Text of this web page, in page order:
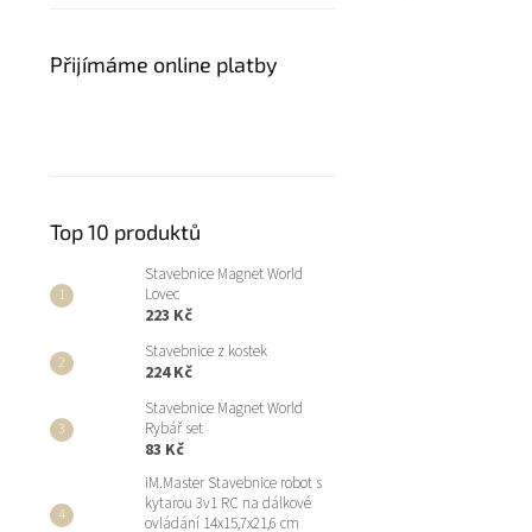
Přijímáme online platby
Top 10 produktů
Stavebnice Magnet World
Lovec
223 Kč
Stavebnice z kostek
224 Kč
Stavebnice Magnet World
Rybář set
83 Kč
iM.Master Stavebnice robot s
kytarou 3v1 RC na dálkové
ovládání 14x15,7x21,6 cm